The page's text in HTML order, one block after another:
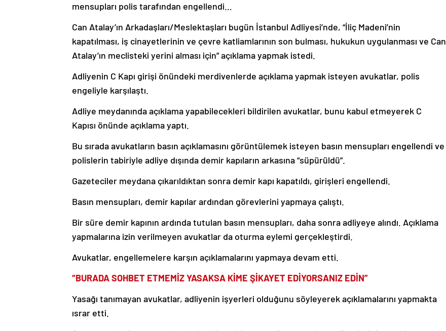
mensupları polis tarafından engellendi…
Can Atalay’ın Arkadaşları/Meslektaşları bugün İstanbul Adliyesi’nde, “İliç Madeni’nin
kapatılması, iş cinayetlerinin ve çevre katliamlarının son bulması, hukukun uygulanması ve Can
Atalay’ın meclisteki yerini alması için” açıklama yapmak istedi.
Adliyenin C Kapı girişi önündeki merdivenlerde açıklama yapmak isteyen avukatlar, polis
engeliyle karşılaştı.
Adliye meydanında açıklama yapabilecekleri bildirilen avukatlar, bunu kabul etmeyerek C
Kapısı önünde açıklama yaptı.
Bu sırada avukatların basın açıklamasını görüntülemek isteyen basın mensupları engellendi ve
polislerin tabiriyle adliye dışında demir kapıların arkasına “süpürüldü”.
Gazeteciler meydana çıkarıldıktan sonra demir kapı kapatıldı, girişleri engellendi.
Basın mensupları, demir kapılar ardından görevlerini yapmaya çalıştı.
Bir süre demir kapının ardında tutulan basın mensupları, daha sonra adliyeye alındı. Açıklama
yapmalarına izin verilmeyen avukatlar da oturma eylemi gerçekleştirdi.
Avukatlar, engellemelere karşın açıklamalarını yapmaya devam etti.
“BURADA SOHBET ETMEMİZ YASAKSA KİME ŞİKAYET EDİYORSANIZ EDİN”
Yasağı tanımayan avukatlar, adliyenin işyerleri olduğunu söyleyerek açıklamalarını yapmakta
ısrar etti.